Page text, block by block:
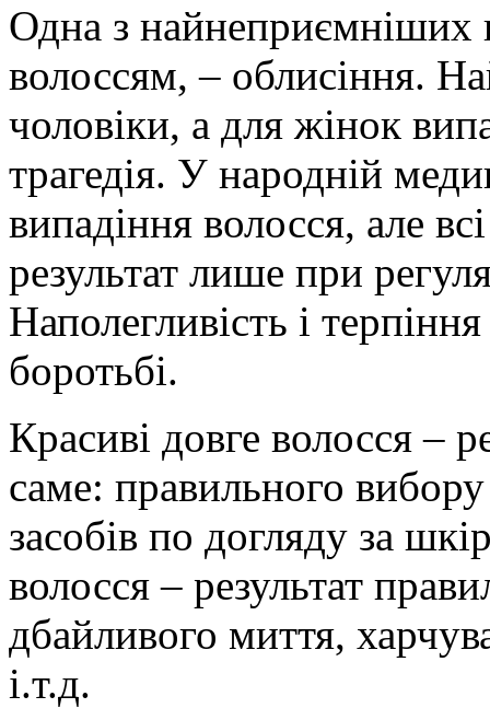
Одна з найнеприємніших
волоссям, – облисіння.
чоловіки, а для жінок
трагедія. У народній
випадіння волосся, але
результат лише при
Наполегливість і
боротьбі.
Красиві довге волосся –
саме: правильного
засобів по догляду за
волосся – результат
дбайливого миття,
і.т.д.